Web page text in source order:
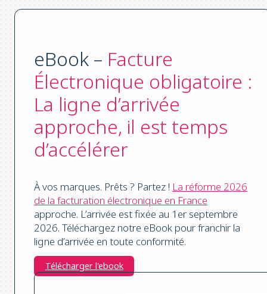
eBook – Facture
Électronique obligatoire :
La ligne d’arrivée
approche, il est temps
d’accélérer
À vos marques. Prêts ? Partez ! La réforme 2026
de la facturation électronique en France
approche. L’arrivée est fixée au 1er septembre
2026. Téléchargez notre eBook pour franchir la
ligne d’arrivée en toute conformité.
Télécharger l'ebook